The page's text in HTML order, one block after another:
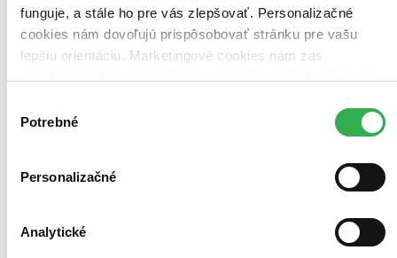
funguje, a stále ho pre vás zlepšovať. Personalizačné
cookies nám dovoľujú prispôsobovať stránku pre vašu
lepšiu orientáciu. Marketingové cookies nám zas
keby sme mohli používať všetky tieto cookies. Ďakujeme!
súhlasu
Potrebné
Personalizačné
Analytické